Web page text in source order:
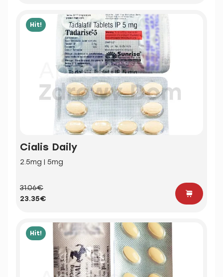
Hit!
Cialis Daily
2.5mg | 5mg
31.06€
23.35€
Hit!